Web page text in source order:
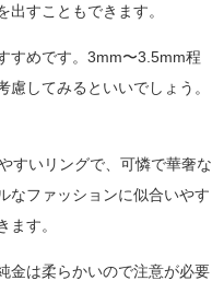
すこともできます。
すめです。3mm〜3.5mm程
してみるといいでしょう。
すいリングで、可憐で華奢な
なファッションに似合いやす
す。
金は柔らかいので注意が必要